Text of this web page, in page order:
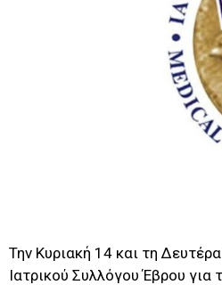
Την Κυριακή 14 και τη
Ιατρικού Συλλόγου Έβρου για